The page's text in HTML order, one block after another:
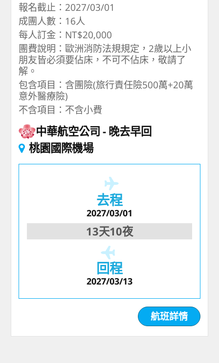
報名截止：2027/03/01
成團人數：16人
每人訂金：NT$20,000
團費說明：歐洲消防法規規定，2歲以上小
朋友皆必須要佔床，不可不佔床，敬請了
解。
包含項目：含團險(旅行責任險500萬+20萬
意外醫療險)
不含項目：不含小費
中華航空公司
晚去早回
桃園國際機場
去程
2027/03/01
13天10夜
回程
2027/03/13
航班詳情